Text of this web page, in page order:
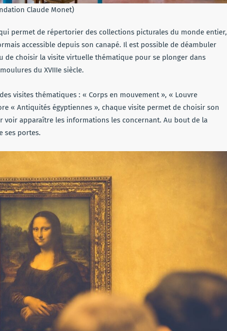
Claude Monet)
permet de répertorier des collections picturales du monde entier,
accessible depuis son canapé. Il est possible de déambuler
de choisir la visite virtuelle thématique pour se plonger dans
du XVIIIe siècle.
visites thématiques : « Corps en mouvement », « Louvre
« Antiquités égyptiennes », chaque visite permet de choisir son
voir apparaître les informations les concernant. Au bout de la
ses portes.